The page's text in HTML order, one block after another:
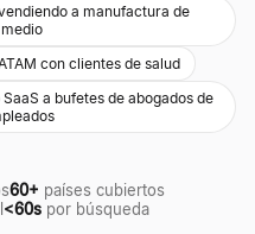
a manufactura de
con clientes de salud
a bufetes de abogados de
60+ países cubiertos
<60s por búsqueda